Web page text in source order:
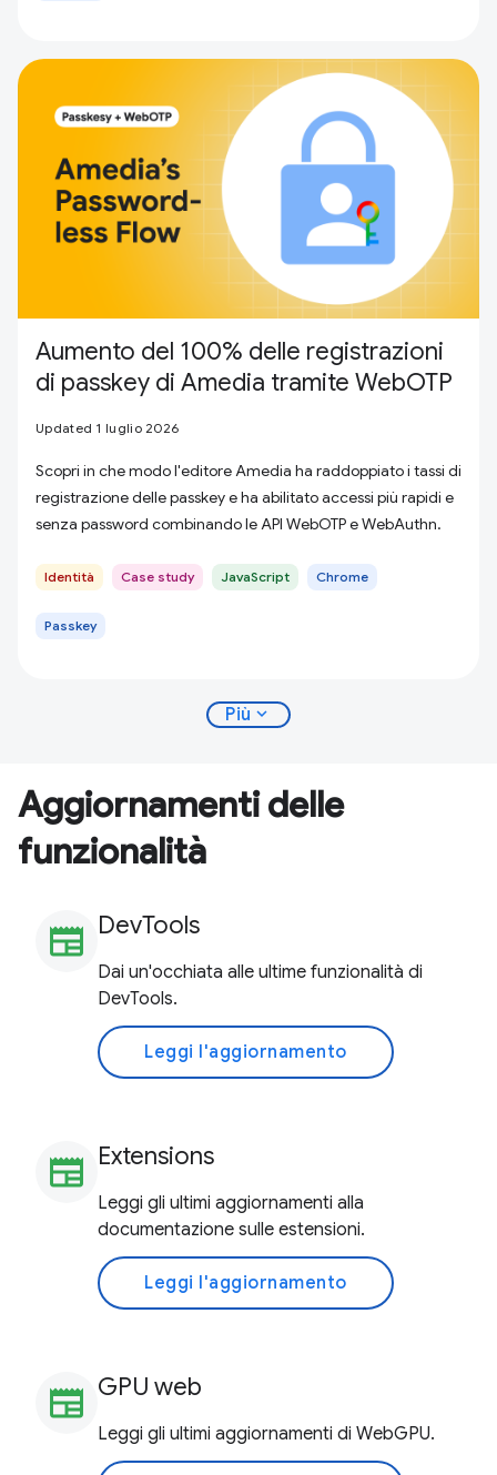
Aumento del 100% delle registrazioni
di passkey di Amedia tramite WebOTP
Updated 1 luglio 2026
Scopri in che modo l'editore Amedia ha raddoppiato i tassi di
registrazione delle passkey e ha abilitato accessi più rapidi e
senza password combinando le API WebOTP e WebAuthn.
Identità Case study JavaScript Chrome
Passkey
Più expand_more
Aggiornamenti delle
funzionalità
newspaper DevTools
Dai un'occhiata alle ultime funzionalità di
DevTools.
Leggi l'aggiornamento
newspaper Extensions
Leggi gli ultimi aggiornamenti alla
documentazione sulle estensioni.
Leggi l'aggiornamento
newspaper GPU web
Leggi gli ultimi aggiornamenti di WebGPU.